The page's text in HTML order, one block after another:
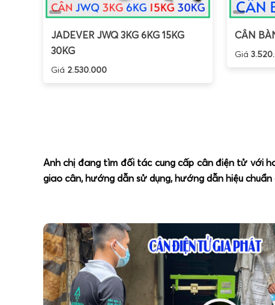
JADEVER JWQ 3KG 6KG 15KG
30KG
Giá 2.530.000
CÂN
Giá
Anh chị đang tìm đối tác cung cấp cân điện tử với
giao cân, hướng dẫn sử dụng, hướng dẫn hiệu